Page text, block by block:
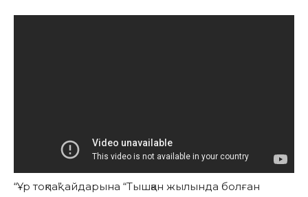
“Ұр тоқпақ” айдарына “Тышқан жылында болған